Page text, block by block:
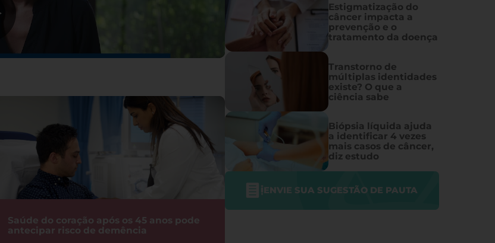
Saúde do coração após os 45 anos pode
antecipar risco de demência
Estigmatização do
câncer impacta a
prevenção e o
tratamento da doença
Transtorno de
múltiplas identidades
existe? O que a
ciência sabe
Biópsia líquida ajuda
a identificar 4 vezes
mais casos de câncer,
diz estudo
ENVIE SUA SUGESTÃO DE PAUTA